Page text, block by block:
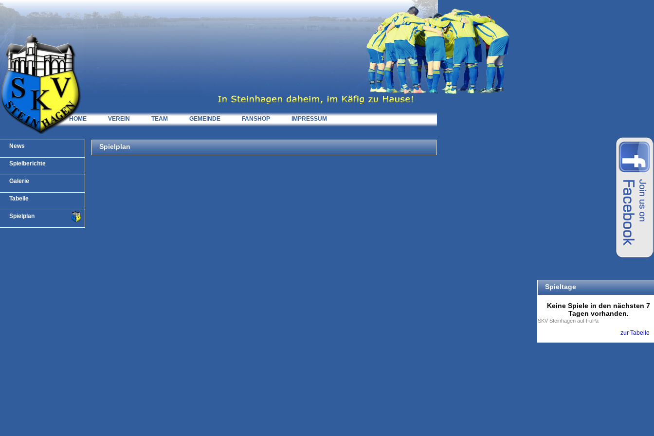
HOME VEREIN TEAM GEMEINDE FANSHOP IMPRESSUM
News
Spielberichte
Galerie
Tabelle
Spielplan
Spielplan
Spieltage
Keine Spiele in den nächsten 7
Tagen vorhanden.
SKV Steinhagen auf FuPa
zur Tabelle